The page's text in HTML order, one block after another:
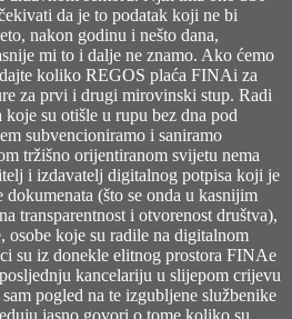
da je to podatak koji ne bi
nakon godinu i nešto dana,
mi to i dalje ne znamo. Ako ćemo
koliko REGOS plaća FINAi za
za prvi i drugi mirovinski stup. Radi
su otišle u rupu bez dna pod
subvencioniramo i saniramo
tržišno orijentiranom svijetu nema
i izdavatelj digitalnog potpisa koji je
(što se onda u kasnijim
transparentnost i otvorenost društva),
osobe koje su radile na digitalnom
su iz donekle elitnog prostora FINAe
kancelariju u slijepom crijevu
pogled na te izgubljene službenike
jasno govori o tome koliko su